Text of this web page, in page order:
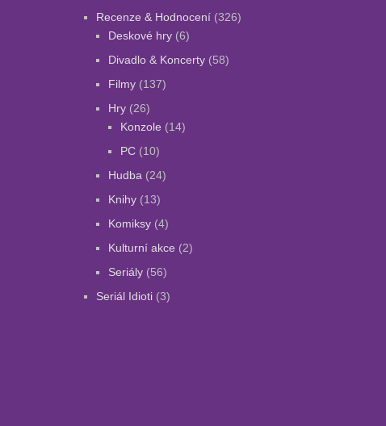
Recenze & Hodnocení(326)
Deskové hry(6)
Divadlo & Koncerty(58)
Filmy(137)
Hry(26)
Konzole (14)
PC(10)
Hudba (24)
Knihy(13)
Komiksy(4)
Kulturní akce (2)
Seriály(56)
Seriál Idioti(3)